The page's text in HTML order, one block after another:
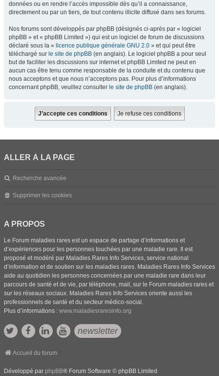
données ou en rendre l’accès impossible dès qu’il a connaissance,
directement ou par un tiers, de tout contenu illicite diffusé dans ses forums.
Nos forums sont développés par phpBB (désignés ci-après par « logiciel
phpBB » et « phpBB Limited ») qui est un logiciel de forum de discussions
déclaré sous la « licence publique générale GNU 2.0 » et qui peut être
téléchargé sur le site de phpBB (en anglais). Le logiciel phpBB a pour seul
but de faciliter les discussions sur internet et phpBB Limited ne peut en
aucun cas être tenu comme responsable de la conduite et du contenu que
nous acceptons et que nous n’acceptons pas. Pour plus d’informations
concernant phpBB, veuillez consulter le site de phpBB (en anglais).
ALLER À LA PAGE
Recherche avancée
Supprimer les cookies
A PROPOS
Le Forum maladies rares est un espace de partage d’informations et
d’expériences pour les personnes touchées par une maladie rare. Il est
proposé et modéré par Maladies Rares Info Services, service national
d’information et de soutien sur les maladies rares. Maladies Rares Info Services
aide au quotidien les personnes concernées par une maladie rare dans leur
parcours de santé et de vie, par téléphone, mail, sur le Forum maladies rares et
sur les réseaux sociaux. Maladies Rares Info Services oriente aussi les
professionnels de santé et du secteur médico-social.
Plus d’informations : www.maladiesraresinfo.org
newsletter
Accueil du forum
Développé par phpBB® Forum Software © phpBB Limited